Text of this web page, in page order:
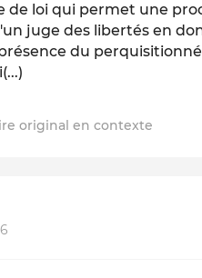
de loi qui permet une
juge des libertés en
du